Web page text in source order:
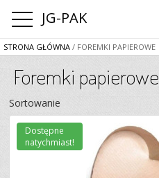
JG-PAK
STRONA GŁÓWNA / FOREMKI PAPIEROWE
Foremki papierowe
Sortowanie
Dostępne
natychmiast!